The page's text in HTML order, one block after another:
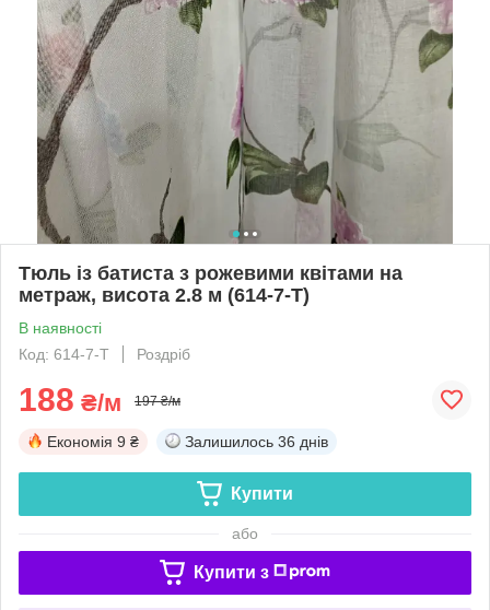
Тюль із батиста з рожевими квітами на
метраж, висота 2.8 м (614-7-T)
В наявності
Код: 614-7-T
Роздріб
188 ₴/м 197 ₴/м
Економія 9 ₴ Залишилось 36 днів
Купити
або
Купити з